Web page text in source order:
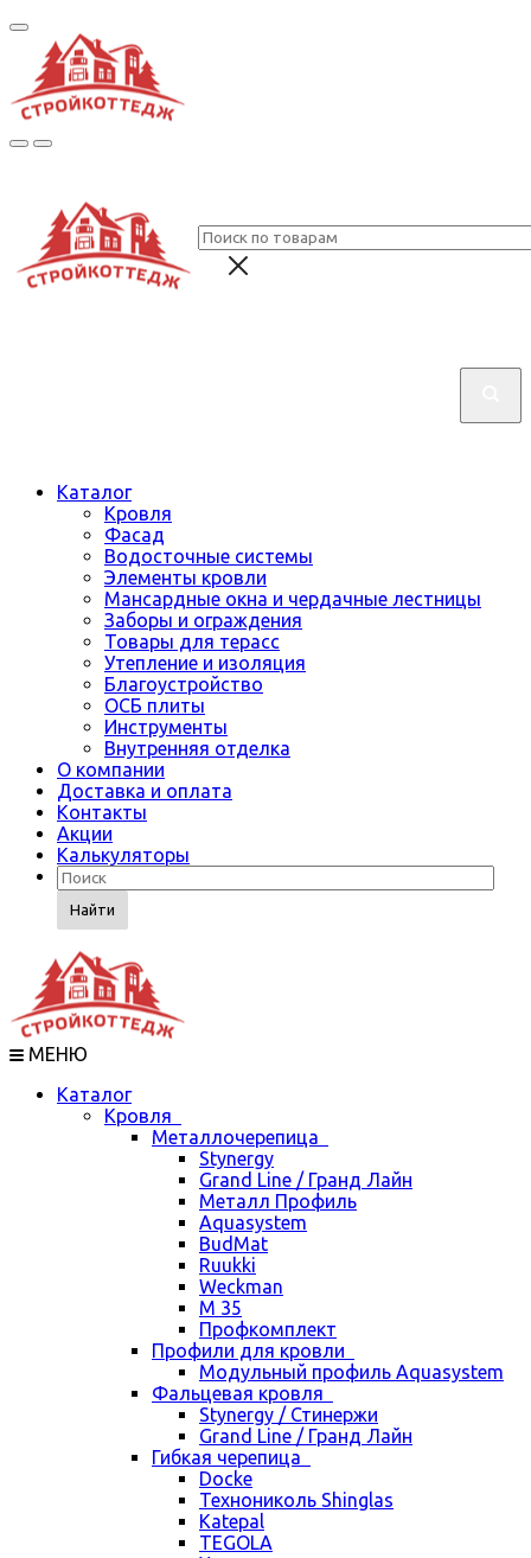
Каталог
Кровля
Фасад
Водосточные системы
Элементы кровли
Мансардные окна и чердачные лестницы
Заборы и ограждения
Товары для терасс
Утепление и изоляция
Благоустройство
ОСБ плиты
Инструменты
Внутренняя отделка
О компании
Доставка и оплата
Контакты
Акции
Калькуляторы
Найти
МЕНЮ
Каталог
Кровля
Металлочерепица
Stynergy
Grand Line / Гранд Лайн
Металл Профиль
Aquasystem
BudMat
Ruukki
Weckman
М 35
Профкомплект
Профили для кровли
Модульный профиль Aquasystem
Фальцевая кровля
Stynergy / Стинержи
Grand Line / Гранд Лайн
Гибкая черепица
Docke
Технониколь Shinglas
Katepal
TEGOLA